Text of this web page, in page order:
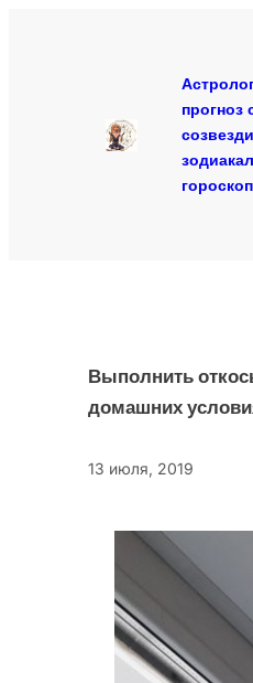
прогноз
Выполнить
домашних
13 июля, 2019